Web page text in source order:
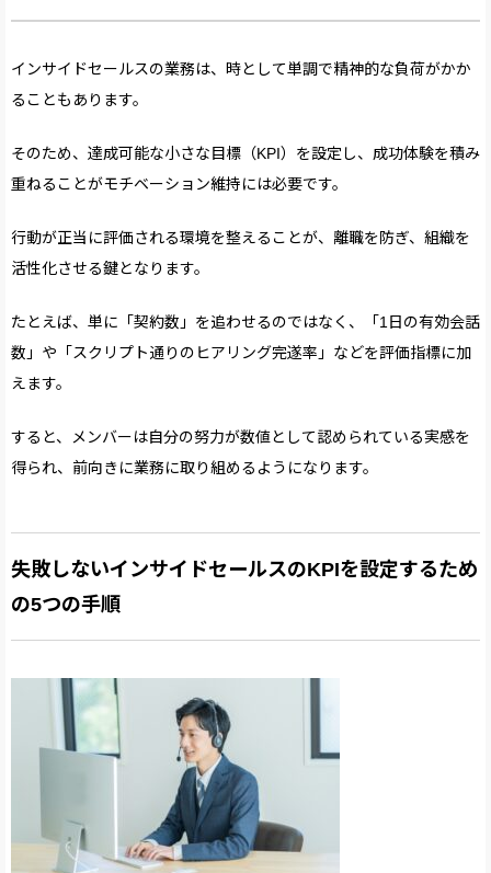
インサイドセールスの業務は、時として単調で精神的な負荷がかか
ることもあります。
そのため、達成可能な小さな目標（KPI）を設定し、成功体験を積み
重ねることがモチベーション維持には必要です。
行動が正当に評価される環境を整えることが、離職を防ぎ、組織を
活性化させる鍵となります。
たとえば、単に「契約数」を追わせるのではなく、「1日の有効会話
数」や「スクリプト通りのヒアリング完遂率」などを評価指標に加
えます。
すると、メンバーは自分の努力が数値として認められている実感を
得られ、前向きに業務に取り組めるようになります。
失敗しないインサイドセールスのKPIを設定するため
の5つの手順